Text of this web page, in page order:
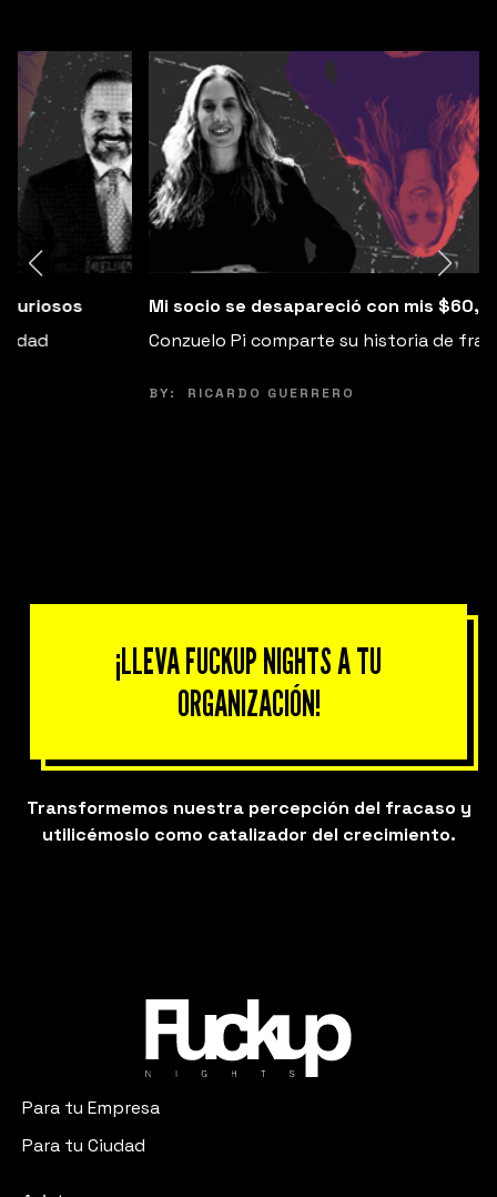
Mi socio se desapareció con mis $60,000
Conzuelo Pi comparte su historia de fracaso.
RICARDO GUERRERO
¡LLEVA FUCKUP NIGHTS A TU
ORGANIZACIÓN!
Transformemos nuestra percepción del fracaso y
utilicémoslo como catalizador del crecimiento.
Para tu Empresa
Para tu Ciudad